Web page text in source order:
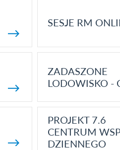
SESJE RM
ZADASZONE
LODOWISKO -
PROJEKT 7.6
CENTRUM
DZIENNEGO